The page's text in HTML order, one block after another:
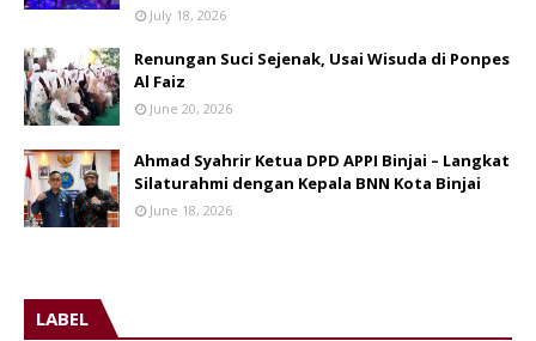
July 18, 2026
Renungan Suci Sejenak, Usai Wisuda di Ponpes
Al Faiz
June 20, 2026
Ahmad Syahrir Ketua DPD APPI Binjai – Langkat
Silaturahmi dengan Kepala BNN Kota Binjai
June 18, 2026
LABEL